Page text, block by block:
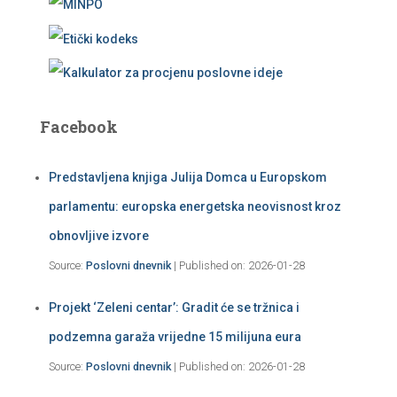
Facebook
Predstavljena knjiga Julija Domca u Europskom
parlamentu: europska energetska neovisnost kroz
obnovljive izvore
Source: Poslovni dnevnik Published on: 2026-01-28
Projekt ‘Zeleni centar’: Gradit će se tržnica i
podzemna garaža vrijedne 15 milijuna eura
Source: Poslovni dnevnik Published on: 2026-01-28